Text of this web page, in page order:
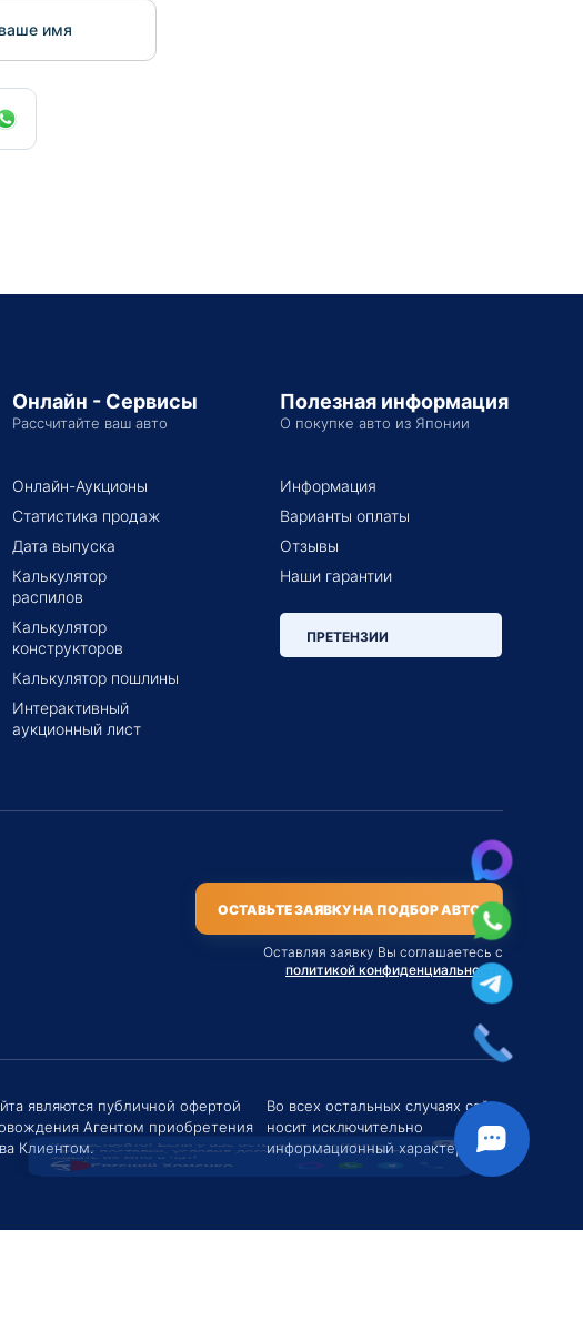
имя
Онлайн - Сервисы
Рассчитайте ваш авто
Онлайн-Аукционы
Статистика продаж
Дата выпуска
Калькулятор
распилов
Калькулятор
конструкторов
Калькулятор пошлины
Интерактивный
аукционный лист
Полезная информация
О покупке авто из Японии
Информация
Варианты оплаты
Отзывы
Наши гарантии
ПРЕТЕНЗИИ
ОСТАВЬТЕ ЗАЯВКУ НА ПОДБОР АВТО
Оставляя заявку Вы соглашаетесь с
политикой конфиденциальности
являются публичной офертой
Агентом приобретения
Клиентом.
Во всех остальных случаях сайт
носит исключительно
информационный характер.
Евгений Хоменко
Здравствуйте! Если у вас есть вопросы (Цена,
задать их мне в чат!